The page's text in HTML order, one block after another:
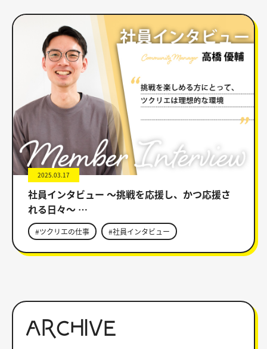
2025.03.17
社員インタビュー ～挑戦を応援し、かつ応援さ
れる日々～ …
#ツクリエの仕事 #社員インタビュー
ARCHIVE